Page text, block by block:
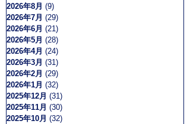
2026年8月 (9)
2026年7月 (29)
2026年6月 (21)
2026年5月 (28)
2026年4月 (24)
2026年3月 (31)
2026年2月 (29)
2026年1月 (32)
2025年12月 (31)
2025年11月 (30)
2025年10月 (32)